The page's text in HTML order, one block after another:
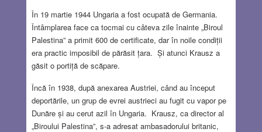
În 19 martie 1944 Ungaria a fost ocupată de Germania.
Întâmplarea face ca tocmai cu câteva zile înainte „Biroul
Palestina” a primit 600 de certificate, dar în noile condiții
era practic imposibil de părăsit țara. Și atunci Krausz a
găsit o portiță de scăpare.
Încă în 1938, după anexarea Austriei, când au început
deportările, un grup de evrei austrieci au fugit cu vapor pe
Dunăre și au cerut azil în Ungaria. Krausz, ca director al
„Biroului Palestina”, s-a adresat ambasadorului britanic,